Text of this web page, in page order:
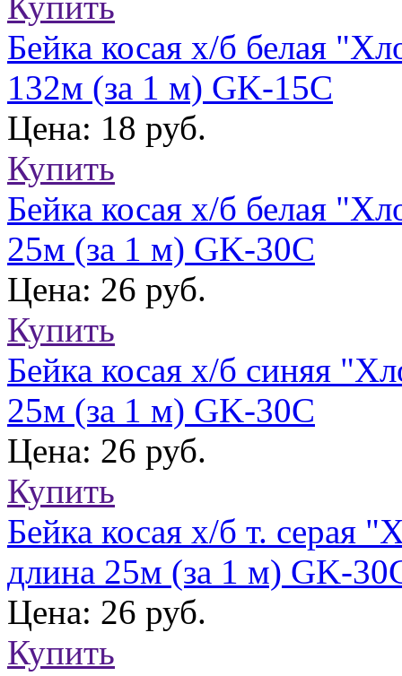
Бейка косая х/б белая
132м (за 1 м) GK-15C
Цена: 18 руб.
Купить
Бейка косая х/б белая
25м (за 1 м) GK-30C
Цена: 26 руб.
Купить
Бейка косая х/б синяя
25м (за 1 м) GK-30C
Цена: 26 руб.
Купить
Бейка косая х/б т. серая
длина 25м (за 1 м) GK-
Цена: 26 руб.
Купить